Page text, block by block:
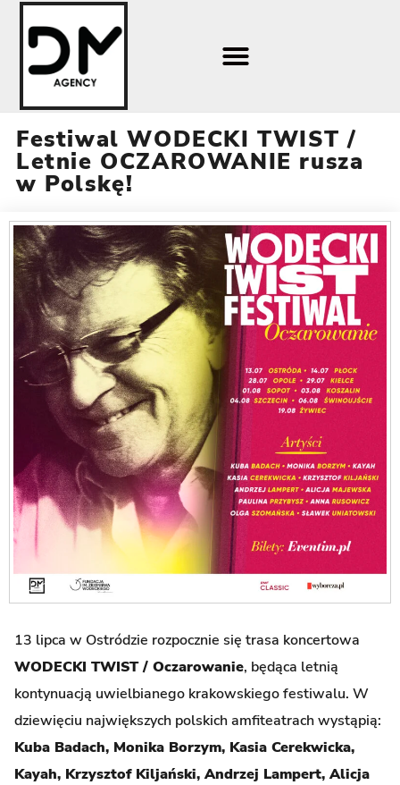
Festiwal WODECKI TWIST /
Letnie OCZAROWANIE rusza
w Polskę!
13 lipca w Ostródzie rozpocznie się trasa koncertowa
WODECKI TWIST / Oczarowanie, będąca letnią
kontynuacją uwielbianego krakowskiego festiwalu. W
dziewięciu największych polskich amfiteatrach wystąpią:
Kuba Badach, Monika Borzym, Kasia Cerekwicka,
Kayah, Krzysztof Kiljański, Andrzej Lampert, Alicja